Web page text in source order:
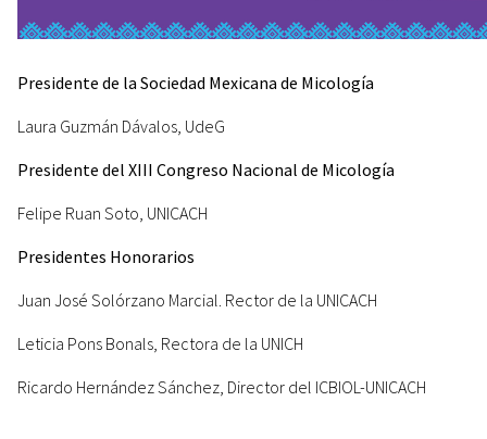
Presidente de la Sociedad Mexicana de Micología
Laura Guzmán Dávalos, UdeG
Presidente del XIII Congreso Nacional de Micología
Felipe Ruan Soto, UNICACH
Presidentes Honorarios
Juan José Solórzano Marcial. Rector de la UNICACH
Leticia Pons Bonals, Rectora de la UNICH
Ricardo Hernández Sánchez, Director del ICBIOL-UNICACH